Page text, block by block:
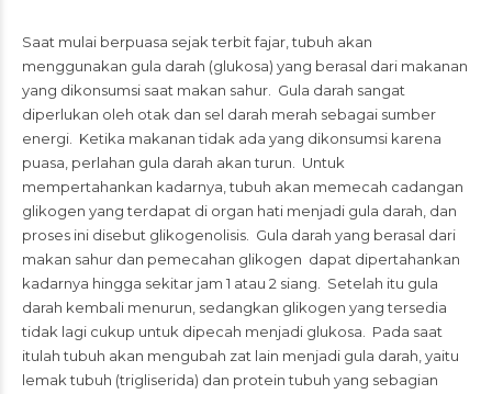
Saat mulai berpuasa sejak terbit fajar, tubuh akan
menggunakan gula darah (glukosa) yang berasal dari makanan
yang dikonsumsi saat makan sahur. Gula darah sangat
diperlukan oleh otak dan sel darah merah sebagai sumber
energi. Ketika makanan tidak ada yang dikonsumsi karena
puasa, perlahan gula darah akan turun. Untuk
mempertahankan kadarnya, tubuh akan memecah cadangan
glikogen yang terdapat di organ hati menjadi gula darah, dan
proses ini disebut glikogenolisis. Gula darah yang berasal dari
makan sahur dan pemecahan glikogen dapat dipertahankan
kadarnya hingga sekitar jam 1 atau 2 siang. Setelah itu gula
darah kembali menurun, sedangkan glikogen yang tersedia
tidak lagi cukup untuk dipecah menjadi glukosa. Pada saat
itulah tubuh akan mengubah zat lain menjadi gula darah, yaitu
lemak tubuh (trigliserida) dan protein tubuh yang sebagian